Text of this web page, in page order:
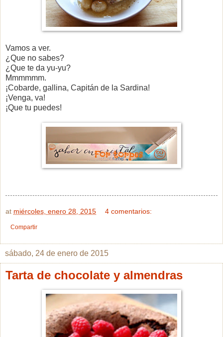
Vamos a ver.
¿Que no sabes?
¿Que te da yu-yu?
Mmmmmm.
¡Cobarde, gallina, Capitán de la Sardina!
¡Venga, va!
¡Que tu puedes!
at miércoles, enero 28, 2015 4 comentarios:
Compartir
sábado, 24 de enero de 2015
Tarta de chocolate y almendras